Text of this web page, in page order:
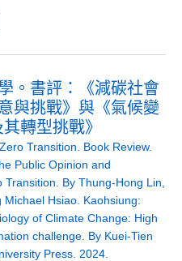
。書評：《減碳社會
與挑戰》與《氣候變
轉型挑戰》
Transition. Book Review.
Public Opinion and
By Thung-Hong Lin,
Hsiao. Kaohsiung:
of Climate Change: High
challenge. By Kuei-Tien
Press. 2024.